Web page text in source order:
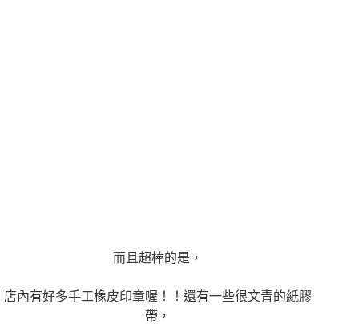
而且超棒的是，
店內有好多手工橡皮印章喔！！還有一些很文青的紙膠
帶，